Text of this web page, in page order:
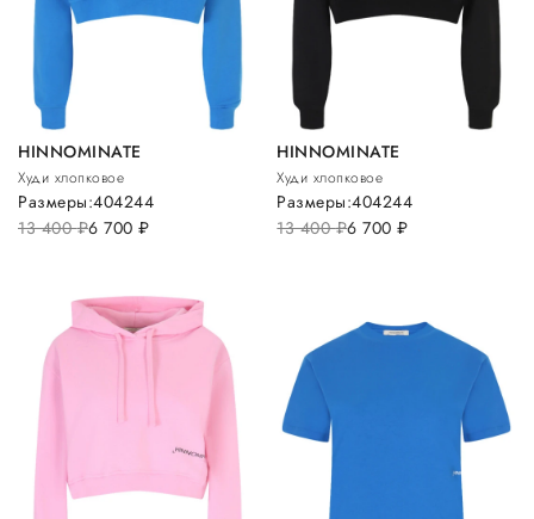
HINNOMINATE
Худи хлопковое
13 400руб.6 700 руб.
Размеры:404244
HINNOMINATE
Худи хлопковое
13 400руб.6 700руб.
Размеры:404244